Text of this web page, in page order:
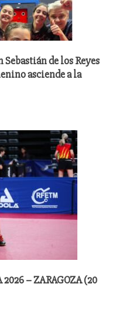
Sebastián de los Reyes
asciende a la
2026 – ZARAGOZA (20